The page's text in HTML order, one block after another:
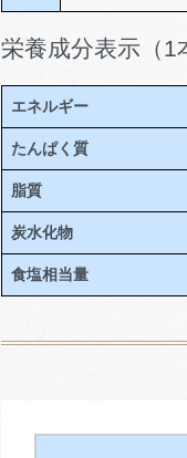
栄養成分表示（1
エネルギー
たんぱく質
脂質
炭水化物
食塩相当量